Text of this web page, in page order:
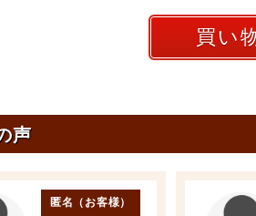
声
匿名（お客様）